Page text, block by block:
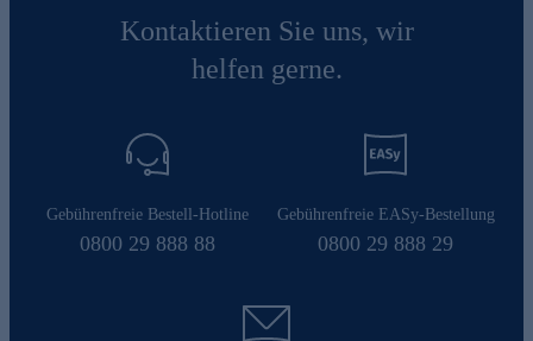
Kontaktieren Sie uns, wir
helfen gerne.
Gebührenfreie Bestell-Hotline
0800 29 888 88
Gebührenfreie EASy-Bestellung
0800 29 888 29